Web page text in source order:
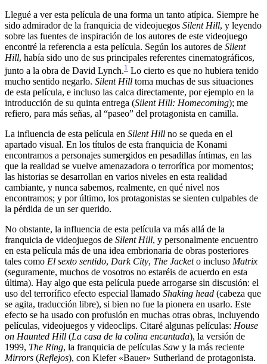
Llegué a ver esta película de una forma un tanto atípica. Siempre he
sido admirador de la franquicia de videojuegos Silent Hill, y leyendo
sobre las fuentes de inspiración de los autores de este videojuego
encontré la referencia a esta película. Según los autores de Silent
Hill, había sido uno de sus principales referentes cinematográficos,
junto a la obra de David Lynch.1 Lo cierto es que no hubiera tenido
mucho sentido negarlo. Silent Hill toma muchas de sus situaciones
de esta película, e incluso las calca directamente, por ejemplo en la
introducción de su quinta entrega (Silent Hill: Homecoming); me
refiero, para más señas, al “paseo” del protagonista en camilla.
La influencia de esta película en Silent Hill no se queda en el
apartado visual. En los títulos de esta franquicia de Konami
encontramos a personajes sumergidos en pesadillas íntimas, en las
que la realidad se vuelve amenazadora o terrorífica por momentos;
las historias se desarrollan en varios niveles en esta realidad
cambiante, y nunca sabemos, realmente, en qué nivel nos
encontramos; y por último, los protagonistas se sienten culpables de
la pérdida de un ser querido.
No obstante, la influencia de esta película va más allá de la
franquicia de videojuegos de Silent Hill, y personalmente encuentro
en esta película más de una idea embrionaria de obras posteriores
tales como El sexto sentido, Dark City, The Jacketo incluso Matrix
(seguramente, muchos de vosotros no estaréis de acuerdo en esta
última). Hay algo que esta película puede arrogarse sin discusión: el
uso del terrorífico efecto especial llamado Shaking head (cabeza que
se agita, traducción libre), si bien no fue la pionera en usarlo. Este
efecto se ha usado con profusión en muchas otras obras, incluyendo
películas, videojuegos y videoclips. Citaré algunas películas: House
on Haunted Hill (La casa de la colina encantada), la versión de
1999, The Ring, la franquicia de películas Saw y la más reciente
Mirrors (Reflejos), con Kiefer «Bauer» Sutherland de protagonista.